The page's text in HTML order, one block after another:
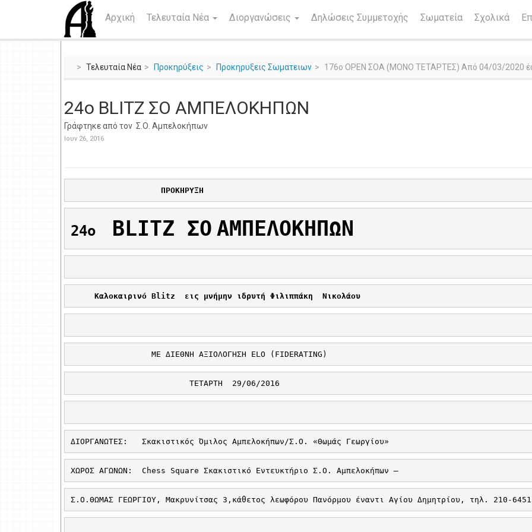
Αρχική Τελευταία Νέα Διοργανώσεις Δηλώσεις Συμμετοχής Σωματεία Σχολικά
Τελευταία Νέα Προκηρύξεις Προκηρυξεις Σωματειων 176ο OPEN ΣΟΑ (ΜΟΝΟ ΤΕΤΑΡΤΕΣ) Από 04/03/2020
24o BLITZ ΣΟ ΑΜΠΕΛΟΚΗΠΩΝ
Γράφτηκε από τον Σ.Ο. Αμπελοκήπων
Ιουν 26, 2016
ΠΡΟΚΗΡΥΞΗ
24o BLITZ ΣΟ ΑΜΠΕΛΟΚΗΠΩΝ
Καλοκαιρινό Blitz εις μνήμην ιδρυτή Φιλιππάκη Νικολάου
ΜΕ ΔΙΕΘΝΗ ΑΞΙΟΛΟΓΗΣΗ ELO ( FIDERATING )
ΤΕΤΑΡΤΗ 29/06/2016
ΔΙΟΡΓΑΝΩΤΕΣ: Σκακιστικός Όμιλος Αμπελοκήπων/Σ.Ο. «Θωμάς Γεωργίου»
ΧΩΡΟΣ ΑΓΩΝΩΝ: Chess Square Σκακιστικό Εντευκτήριο Σ.Ο. Αμπελοκήπων –
Σ.Ο.ΘΩΜΑΣ ΓΕΩΡΓΙΟΥ, Μακρυνίτσας 3,κάθετος λεωφόρου Πανόρμου έναντι Αγίου Δημητρίου, τηλ. 210-